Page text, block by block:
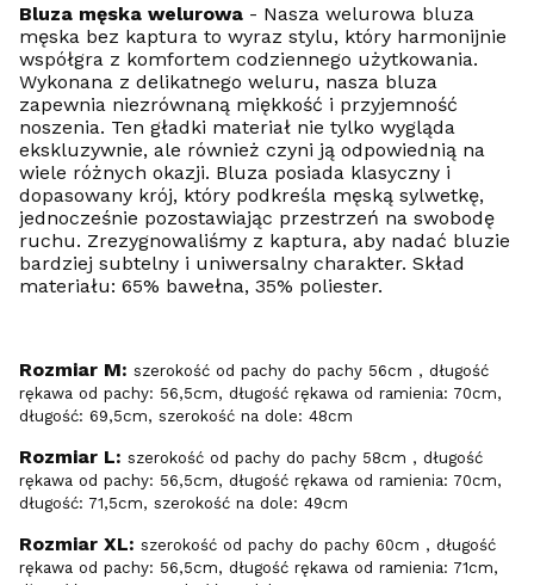
Bluza męska welurowa - Nasza welurowa bluza
męska bez kaptura to wyraz stylu, który harmonijnie
współgra z komfortem codziennego użytkowania.
Wykonana z delikatnego weluru, nasza bluza
zapewnia niezrównaną miękkość i przyjemność
noszenia. Ten gładki materiał nie tylko wygląda
ekskluzywnie, ale również czyni ją odpowiednią na
wiele różnych okazji. Bluza posiada klasyczny i
dopasowany krój, który podkreśla męską sylwetkę,
jednocześnie pozostawiając przestrzeń na swobodę
ruchu. Zrezygnowaliśmy z kaptura, aby nadać bluzie
bardziej subtelny i uniwersalny charakter. Skład
materiału: 65% bawełna, 35% poliester.
Rozmiar M: szerokość od pachy do pachy 56cm , długość
rękawa od pachy: 56,5cm, długość rękawa od ramienia: 70cm,
długość: 69,5cm, szerokość na dole: 48cm
Rozmiar L: szerokość od pachy do pachy 58cm , długość
rękawa od pachy: 56,5cm, długość rękawa od ramienia: 70cm,
długość: 71,5cm, szerokość na dole: 49cm
Rozmiar XL: szerokość od pachy do pachy 60cm , długość
rękawa od pachy: 56,5cm, długość rękawa od ramienia: 71cm,